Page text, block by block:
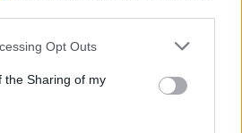
app uses one or more Google
usage behaviour. You may click to
Google and its third-party tags to
specified purposes in below Google
Opt Outs
the Sharing of my